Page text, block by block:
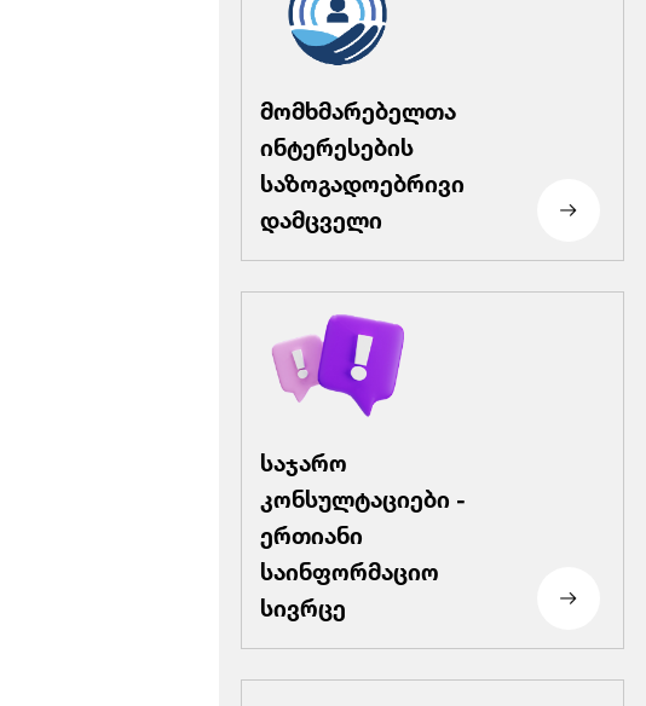
მომხმარებელთა
ინტერესების
საზოგადოებრივი
დამცველი
საჯარო
კონსულტაციები -
ერთიანი
საინფორმაციო
სივრცე